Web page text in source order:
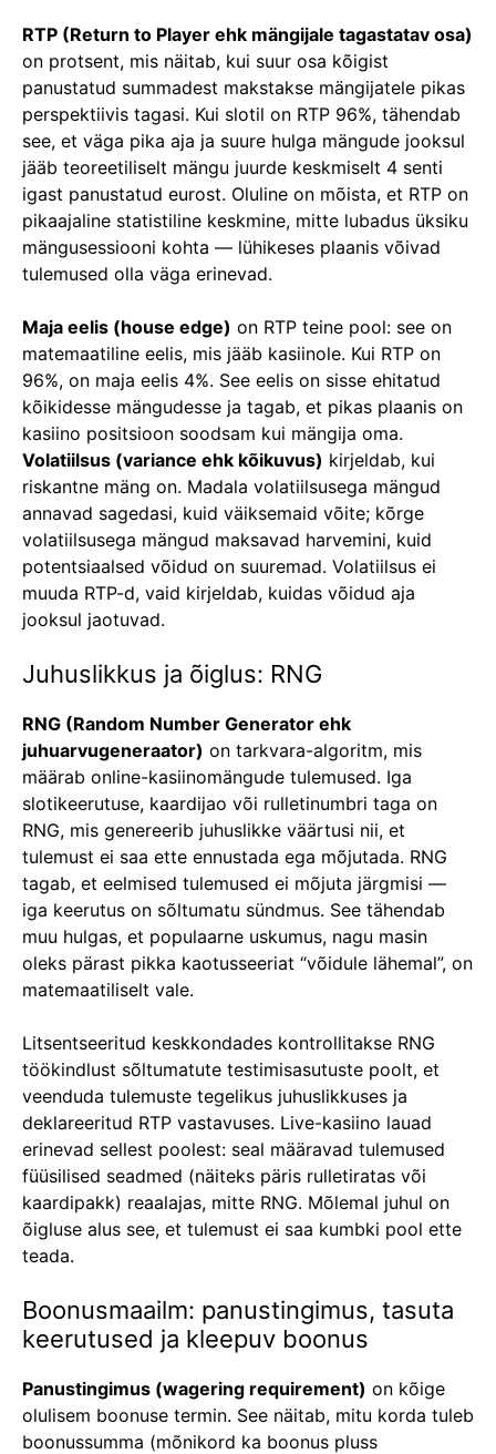
RTP (Return to Player ehk mängijale tagastatav osa)
on protsent, mis näitab, kui suur osa kõigist
panustatud summadest makstakse mängijatele pikas
perspektiivis tagasi. Kui slotil on RTP 96%, tähendab
see, et väga pika aja ja suure hulga mängude jooksul
jääb teoreetiliselt mängu juurde keskmiselt 4 senti
igast panustatud eurost. Oluline on mõista, et RTP on
pikaajaline statistiline keskmine, mitte lubadus üksiku
mängusessiooni kohta — lühikeses plaanis võivad
tulemused olla väga erinevad.
Maja eelis (house edge) on RTP teine pool: see on
matemaatiline eelis, mis jääb kasiinole. Kui RTP on
96%, on maja eelis 4%. See eelis on sisse ehitatud
kõikidesse mängudesse ja tagab, et pikas plaanis on
kasiino positsioon soodsam kui mängija oma.
Volatiilsus (variance ehk kõikuvus) kirjeldab, kui
riskantne mäng on. Madala volatiilsusega mängud
annavad sagedasi, kuid väiksemaid võite; kõrge
volatiilsusega mängud maksavad harvemini, kuid
potentsiaalsed võidud on suuremad. Volatiilsus ei
muuda RTP-d, vaid kirjeldab, kuidas võidud aja
jooksul jaotuvad.
Juhuslikkus ja õiglus: RNG
RNG (Random Number Generator ehk
juhuarvugeneraator) on tarkvara-algoritm, mis
määrab online-kasiinomängude tulemused. Iga
slotikeerutuse, kaardijao või rulletinumbri taga on
RNG, mis genereerib juhuslikke väärtusi nii, et
tulemust ei saa ette ennustada ega mõjutada. RNG
tagab, et eelmised tulemused ei mõjuta järgmisi —
iga keerutus on sõltumatu sündmus. See tähendab
muu hulgas, et populaarne uskumus, nagu masin
oleks pärast pikka kaotusseeriat “võidule lähemal”, on
matemaatiliselt vale.
Litsentseeritud keskkondades kontrollitakse RNG
töökindlust sõltumatute testimisasutuste poolt, et
veenduda tulemuste tegelikus juhuslikkuses ja
deklareeritud RTP vastavuses. Live-kasiino lauad
erinevad sellest poolest: seal määravad tulemused
füüsilised seadmed (näiteks päris rulletiratas või
kaardipakk) reaalajas, mitte RNG. Mõlemal juhul on
õigluse alus see, et tulemust ei saa kumbki pool ette
teada.
Boonusmaailm: panustingimus, tasuta
keerutused ja kleepuv boonus
Panustingimus (wagering requirement) on kõige
olulisem boonuse termin. See näitab, mitu korda tuleb
boonussumma (mõnikord ka boonus pluss